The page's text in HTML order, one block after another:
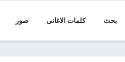
بحث كلمات الاغانى صور